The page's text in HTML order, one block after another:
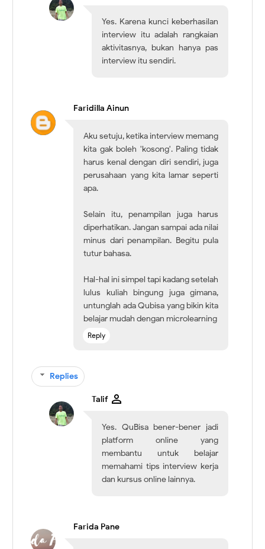
Yes. Karena kunci keberhasilan
interview itu adalah rangkaian
aktivitasnya, bukan hanya pas
interview itu sendiri.
Faridilla Ainun
Aku setuju, ketika interview memang
kita gak boleh 'kosong'. Paling tidak
harus kenal dengan diri sendiri, juga
perusahaan yang kita lamar seperti
apa.
Selain itu, penampilan juga harus
diperhatikan. Jangan sampai ada nilai
minus dari penampilan. Begitu pula
tutur bahasa.
Hal-hal ini simpel tapi kadang setelah
lulus kuliah bingung juga gimana,
untunglah ada Qubisa yang bikin kita
belajar mudah dengan microlearning
Reply
Replies
Talif
Yes. QuBisa bener-bener jadi
platform online yang
membantu untuk belajar
memahami tips interview kerja
dan kursus online lainnya.
Farida Pane